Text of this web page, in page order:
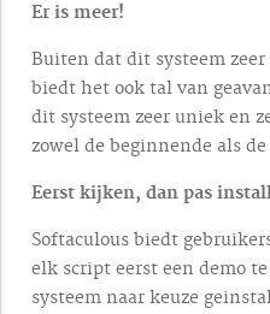
Er is meer!
Buiten dat dit systeem
biedt het ook tal van
dit systeem zeer uniek en
zowel de beginnende als
Eerst kijken, dan pas
Softaculous biedt
elk script eerst een demo
systeem naar keuze